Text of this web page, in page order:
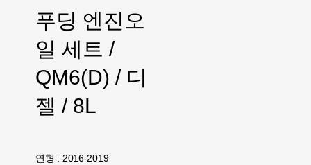
푸딩 엔진오
일 세트 /
QM6(D) / 디
젤 / 8L
연형 : 2016-2019